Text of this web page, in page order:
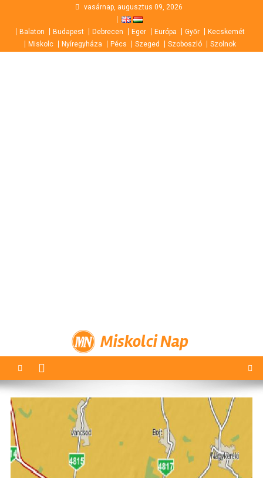
content
vasárnap, augusztus 09, 2026
Balaton Budapest Debrecen Eger Európa Győr
Kecskemét
Miskolc
Nyíregyháza Pécs Szeged Szoboszló Szolnok
Miskolci Nap